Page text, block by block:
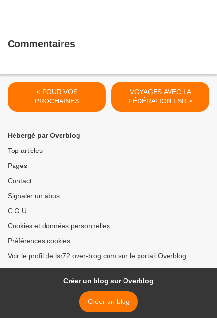
Commentaires
< POUR VOS
PROCHAINES
VACANCES...
VOYAGES AVEC LA
FÉDÉRATION LSR >
Hébergé par Overblog
Top articles
Pages
Contact
Signaler un abus
C.G.U.
Cookies et données personnelles
Préférences cookies
Voir le profil de lsr72.over-blog.com sur le portail Overblog
Créer un blog sur Overblog
Créer un blog